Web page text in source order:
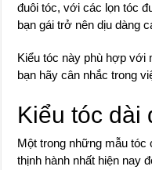
đuôi tóc, với các lọn tóc
bạn gái trở nên dịu dàng
Kiểu tóc này phù hợp với
bạn hãy cân nhắc trong
Kiểu tóc dài
Một trong những mẫu
thịnh hành nhất hiện nay